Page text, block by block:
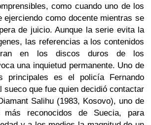
como cuando uno de los
ejerciendo como docente mientras se
de juicio. Aunque la serie evita la
las referencias a los contenidos
en los discos duros de los
una inquietud permanente. Uno de
principales es el policía Fernando
sueco que fue quien decidió contactar
Salihu (1983, Kosovo), uno de
más reconocidos de Suecia, para